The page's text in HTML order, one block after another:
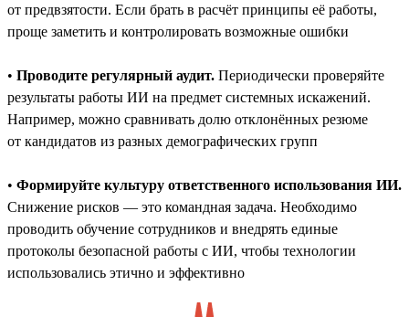
от предвзятости. Если брать в расчёт принципы её работы,
проще заметить и контролировать возможные ошибки
• Проводите регулярный аудит. Периодически проверяйте
результаты работы ИИ на предмет системных искажений.
Например, можно сравнивать долю отклонённых резюме
от кандидатов из разных демографических групп
• Формируйте культуру ответственного использования ИИ.
Снижение рисков — это командная задача. Необходимо
проводить обучение сотрудников и внедрять единые
протоколы безопасной работы с ИИ, чтобы технологии
использовались этично и эффективно